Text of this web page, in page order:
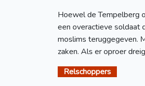
Hoewel de Tempelberg
een overactieve soldaat
moslims teruggegeven.
zaken. Als er oproer
Relschoppers